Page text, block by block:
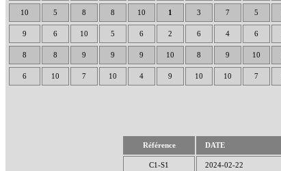
10 5 8 8 10 1 3 7 5
9 6 10 5 6 2 6 4 6
8 8 9 9 9 10 8 9 10
6 10 7 10 4 9 10 10 7
Référence DATE
C1-S1 2024-02-22